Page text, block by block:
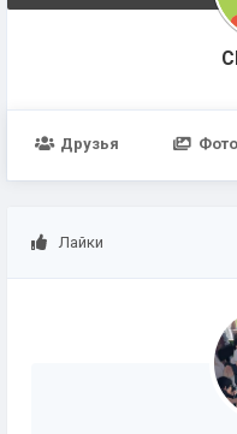
Друзья Фото
Лайки